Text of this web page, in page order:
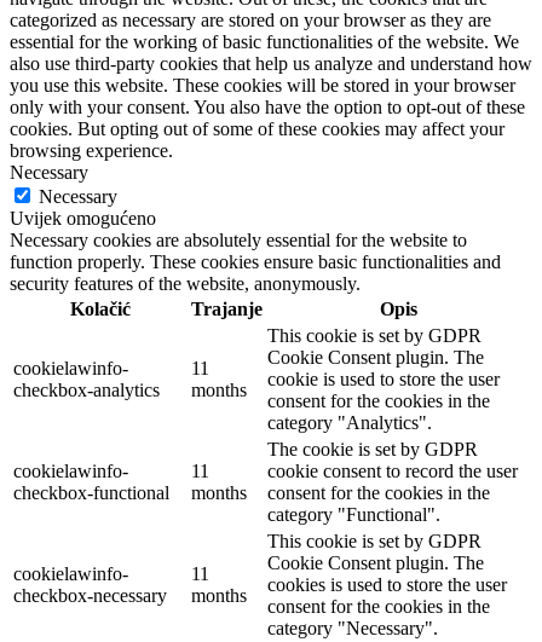
categorized as necessary are stored on your browser as they are
essential for the working of basic functionalities of the website. We
also use third-party cookies that help us analyze and understand how
you use this website. These cookies will be stored in your browser
only with your consent. You also have the option to opt-out of these
cookies. But opting out of some of these cookies may affect your
browsing experience.
Necessary
Necessary
Uvijek omogućeno
Necessary cookies are absolutely essential for the website to
function properly. These cookies ensure basic functionalities and
security features of the website, anonymously.
Kolačić
Trajanje Opis
cookielawinfo-
checkbox-analytics
11
months
This cookie is set by GDPR
Cookie Consent plugin. The
cookie is used to store the user
consent for the cookies in the
category "Analytics".
cookielawinfo-
checkbox-functional
11
months
The cookie is set by GDPR
cookie consent to record the user
consent for the cookies in the
category "Functional".
cookielawinfo-
checkbox-necessary
11
months
This cookie is set by GDPR
Cookie Consent plugin. The
cookies is used to store the user
consent for the cookies in the
category "Necessary".